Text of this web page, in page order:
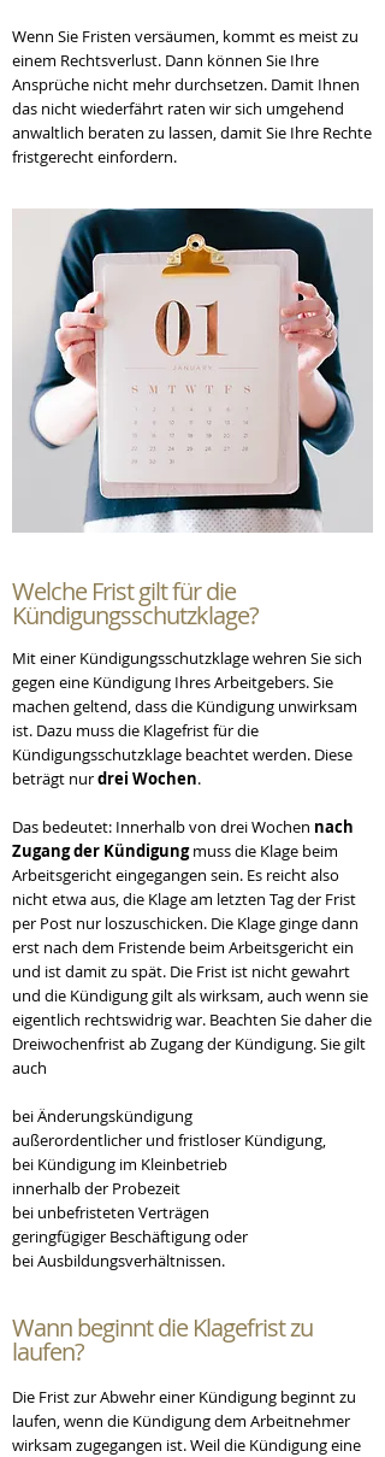
Wenn Sie Fristen versäumen, kommt es meist zu
einem Rechtsverlust. Dann können Sie Ihre
Ansprüche nicht mehr durchsetzen. Damit Ihnen
das nicht wiederfährt raten wir sich umgehend
anwaltlich beraten zu lassen, damit Sie Ihre Rechte
fristgerecht einfordern.
Welche Frist gilt für die
Kündigungsschutzklage?
Mit einer Kündigungsschutzklage wehren Sie sich
gegen eine Kündigung Ihres Arbeitgebers. Sie
machen geltend, dass die Kündigung unwirksam
ist. Dazu muss die Klagefrist für die
Kündigungsschutzklage beachtet werden. Diese
beträgt nurdrei Wochen.
Das bedeutet: Innerhalb von drei Wochen nach
Zugang der Kündigungmuss die Klage beim
Arbeitsgericht eingegangen sein. Es reicht also
nicht etwa aus, die Klage am letzten Tag der Frist
per Post nur loszuschicken. Die Klage ginge dann
erst nach dem Fristende beim Arbeitsgericht ein
und ist damit zu spät. Die Frist ist nicht gewahrt
und die Kündigung gilt als wirksam, auch wenn sie
eigentlich rechtswidrig war. Beachten Sie daher die
Dreiwochenfrist ab Zugang der Kündigung. Sie gilt
auch
bei Änderungskündigung
außerordentlicher und fristloser Kündigung,
bei Kündigung im Kleinbetrieb
innerhalb der Probezeit
bei unbefristeten Verträgen
geringfügiger Beschäftigung oder
bei Ausbildungsverhältnissen.
Wann beginnt dieKlagefristzu
laufen?
Die Frist zur Abwehr einer Kündigung beginnt zu
laufen, wenn die Kündigung dem Arbeitnehmer
wirksam zugegangen ist. Weil die Kündigung eine